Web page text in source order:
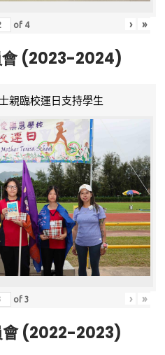
of 4 › »
會 (2023-2024)
親臨校運日支持學生
of3 › »
會 (2022-2023)